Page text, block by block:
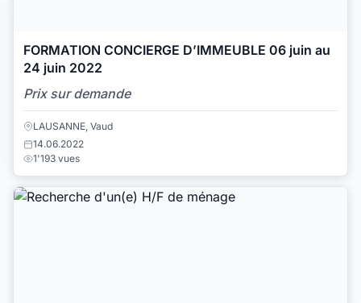
FORMATION CONCIERGE D’IMMEUBLE 06 juin au
24 juin 2022
Prix sur demande
LAUSANNE, Vaud
14.06.2022
1'193 vues